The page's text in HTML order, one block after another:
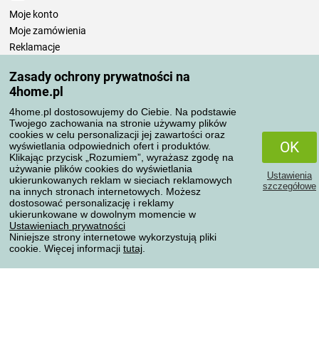
Zasady ochrony prywatności na
4home.pl
4home.pl dostosowujemy do Ciebie. Na podstawie
Twojego zachowania na stronie używamy plików
cookies w celu personalizacji jej zawartości oraz
wyświetlania odpowiednich ofert i produktów.
Klikając przycisk „Rozumiem”, wyrażasz zgodę na
używanie plików cookies do wyświetlania
ukierunkowanych reklam w sieciach reklamowych
na innych stronach internetowych. Możesz
dostosować personalizację i reklamy
ukierunkowane w dowolnym momencie w
Ustawieniach prywatności
Niniejsze strony internetowe wykorzystują pliki
cookie. Więcej informacji tutaj
OK
Ustawienia
szczegółowe
Moje konto
Moje zamówienia
Reklamacje
Zasady przetwarzania recenzji
Sposoby transportu
Metody płatności
Niezawodny sklep